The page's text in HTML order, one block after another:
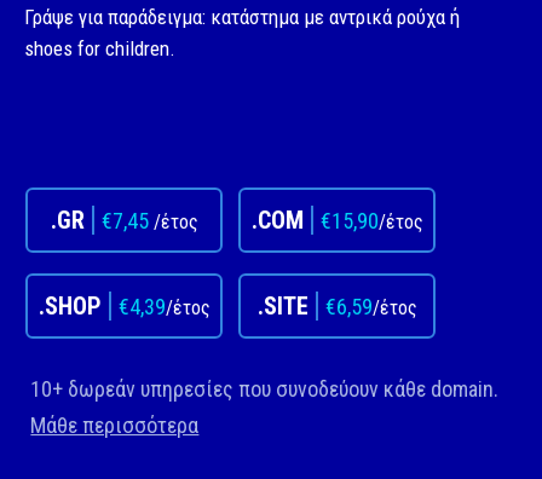
39.00€
39.96€ 6.00€ /έτος
Επώνυμο SSL για το Website
σου
Γράψε για παράδειγμα: κατάστημα με αντρικά ρούχα ή
shoes for children.
.GR €7,45/έτος .COM €15,90/έτος
.SHOP €4,39/έτος .SITE €6,59/έτος
10+ δωρεάν υπηρεσίες που συνοδεύουν κάθε domain.
Μάθε περισσότερα